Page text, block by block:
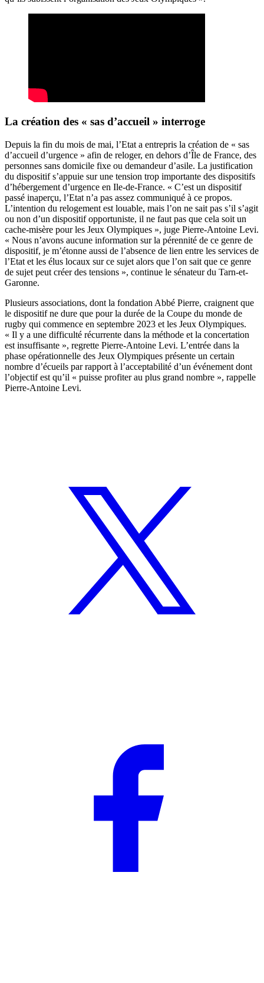
La création des « sas d’accueil » interroge
Depuis la fin du mois de mai, l’Etat a entrepris la création de « sas
d’accueil d’urgence » afin de reloger, en dehors d’Île de France, des
personnes sans domicile fixe ou demandeur d’asile. La justification
du dispositif s’appuie sur une tension trop importante des dispositifs
d’hébergement d’urgence en Ile-de-France. « C’est un dispositif
passé inaperçu, l’Etat n’a pas assez communiqué à ce propos.
L’intention du relogement est louable, mais l’on ne sait pas s’il s’agit
ou non d’un dispositif opportuniste, il ne faut pas que cela soit un
cache-misère pour les Jeux Olympiques », juge Pierre-Antoine Levi.
« Nous n’avons aucune information sur la pérennité de ce genre de
dispositif, je m’étonne aussi de l’absence de lien entre les services de
l’Etat et les élus locaux sur ce sujet alors que l’on sait que ce genre
de sujet peut créer des tensions », continue le sénateur du Tarn-et-
Garonne.
Plusieurs associations, dont la fondation Abbé Pierre, craignent que
le dispositif ne dure que pour la durée de la Coupe du monde de
rugby qui commence en septembre 2023 et les Jeux Olympiques.
« Il y a une difficulté récurrente dans la méthode et la concertation
est insuffisante », regrette Pierre-Antoine Levi. L’entrée dans la
phase opérationnelle des Jeux Olympiques présente un certain
nombre d’écueils par rapport à l’acceptabilité d’un événement dont
l’objectif est qu’il « puisse profiter au plus grand nombre », rappelle
Pierre-Antoine Levi.